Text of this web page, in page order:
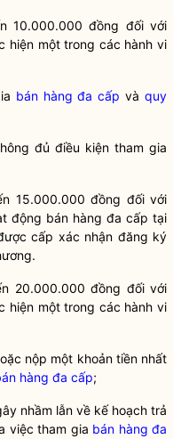
10.000.000 đồng đối với
hiện một trong các hành vi
bán hàng đa cấp vàquy
đủ điều kiện tham gia
15.000.000 đồng đối với
động bán hàng đa cấp tại
cấp xác nhận đăng ký
20.000.000 đồng đối với
hiện một trong các hành vi
nộp một khoản tiền nhất
hàng đa cấp;
nhầm lẫn về kế hoạch trả
việc tham gia bán hàng đa